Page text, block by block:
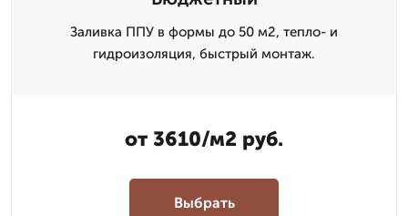
Заливка ППУ в формы до 50 м2, тепло- и
гидроизоляция, быстрый монтаж.
от 3610/м2 руб.
Выбрать